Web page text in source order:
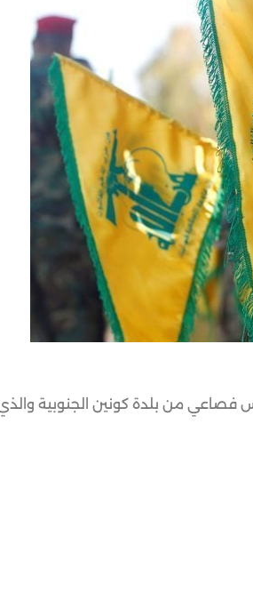
فصاعي من بلدة كونين الجنوبية والذي